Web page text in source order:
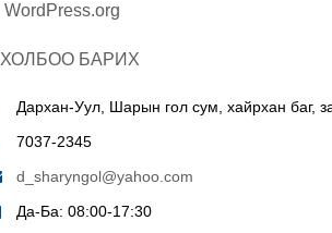
WordPress.org
ХОЛБОО БАРИХ
Дархан-Уул, Шарын гол сум, хайрхан баг,
7037-2345
d_sharyngol@yahoo.com
Да-Ба: 08:00-17:30